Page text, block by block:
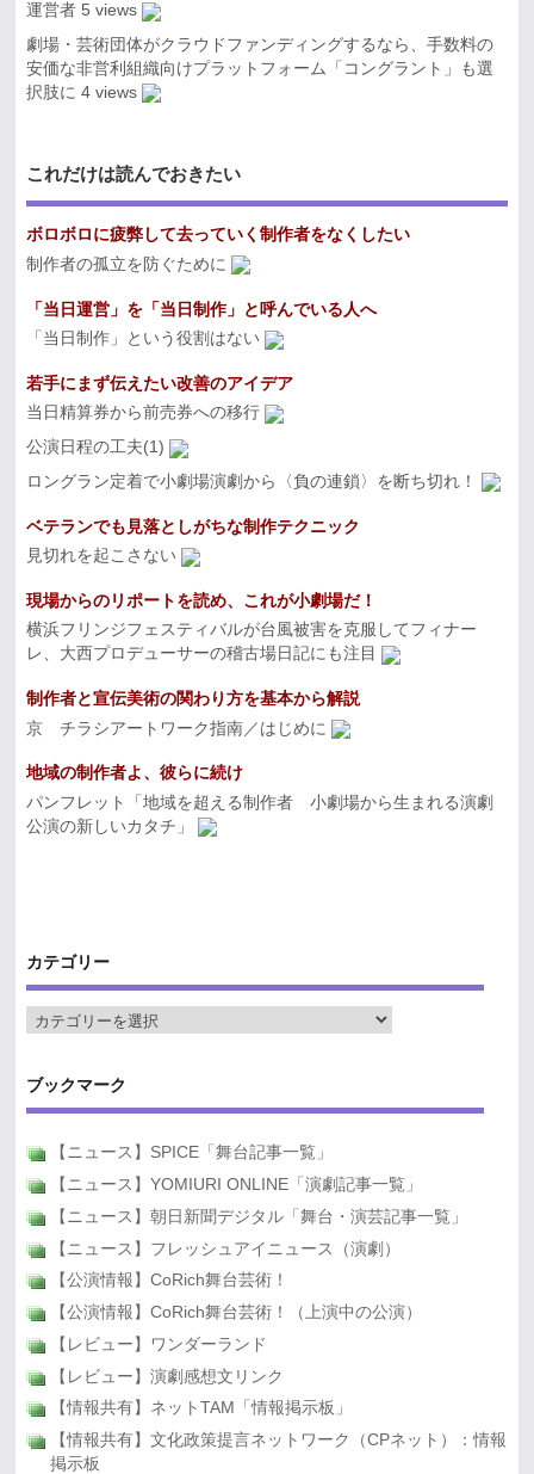
運営者 5 views
劇場・芸術団体がクラウドファンディングするなら、手数料の
安価な非営利組織向けプラットフォーム「コングラント」も選
択肢に 4 views
これだけは読んでおきたい
ボロボロに疲弊して去っていく制作者をなくしたい
制作者の孤立を防ぐために
「当日運営」を「当日制作」と呼んでいる人へ
「当日制作」という役割はない
若手にまず伝えたい改善のアイデア
当日精算券から前売券への移行
公演日程の工夫(1)
ロングラン定着で小劇場演劇から〈負の連鎖〉を断ち切れ！
ベテランでも見落としがちな制作テクニック
見切れを起こさない
現場からのリポートを読め、これが小劇場だ！
横浜フリンジフェスティバルが台風被害を克服してフィナー
レ、大西プロデューサーの稽古場日記にも注目
制作者と宣伝美術の関わり方を基本から解説
京 チラシアートワーク指南／はじめに
地域の制作者よ、彼らに続け
パンフレット「地域を超える制作者 小劇場から生まれる演劇
公演の新しいカタチ」
カテゴリー
ブックマーク
【ニュース】SPICE「舞台記事一覧」
【ニュース】YOMIURI ONLINE「演劇記事一覧」
【ニュース】朝日新聞デジタル「舞台・演芸記事一覧」
【ニュース】フレッシュアイニュース（演劇）
【公演情報】CoRich舞台芸術！
【公演情報】CoRich舞台芸術！（上演中の公演）
【レビュー】ワンダーランド
【レビュー】演劇感想文リンク
【情報共有】ネットTAM「情報掲示板」
【情報共有】文化政策提言ネットワーク（CPネット）：情報
掲示板